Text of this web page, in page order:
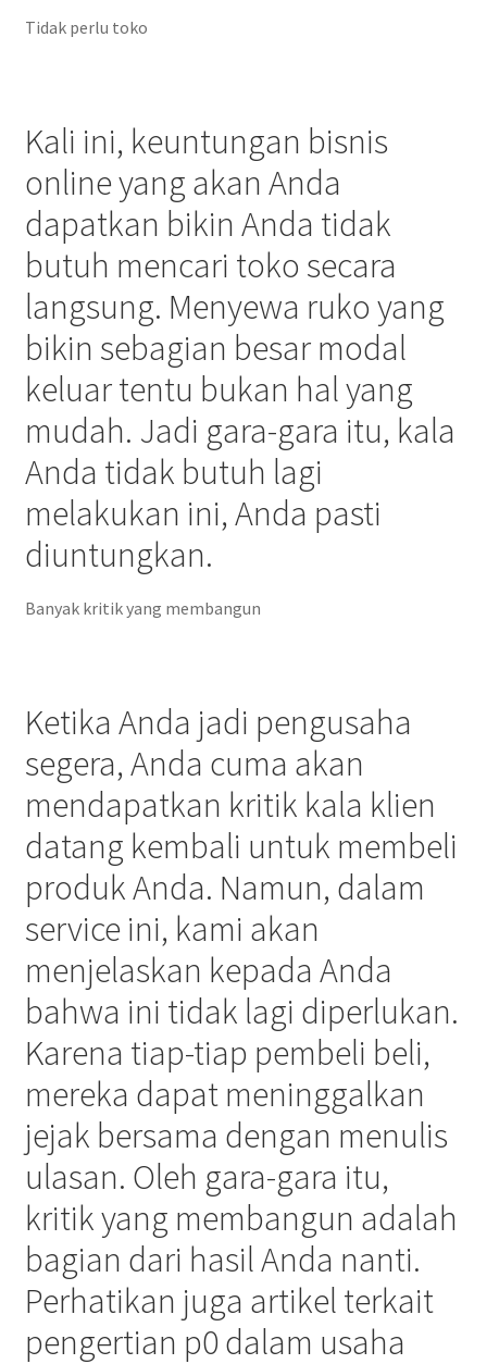
Tidak perlu toko
Kali ini, keuntungan bisnis
online yang akan Anda
dapatkan bikin Anda tidak
butuh mencari toko secara
langsung. Menyewa ruko yang
bikin sebagian besar modal
keluar tentu bukan hal yang
mudah. Jadi gara-gara itu, kala
Anda tidak butuh lagi
melakukan ini, Anda pasti
diuntungkan.
Banyak kritik yang membangun
Ketika Anda jadi pengusaha
segera, Anda cuma akan
mendapatkan kritik kala klien
datang kembali untuk membeli
produk Anda. Namun, dalam
service ini, kami akan
menjelaskan kepada Anda
bahwa ini tidak lagi diperlukan.
Karena tiap-tiap pembeli beli,
mereka dapat meninggalkan
jejak bersama dengan menulis
ulasan. Oleh gara-gara itu,
kritik yang membangun adalah
bagian dari hasil Anda nanti.
Perhatikan juga artikel terkait
pengertian p0 dalam usaha